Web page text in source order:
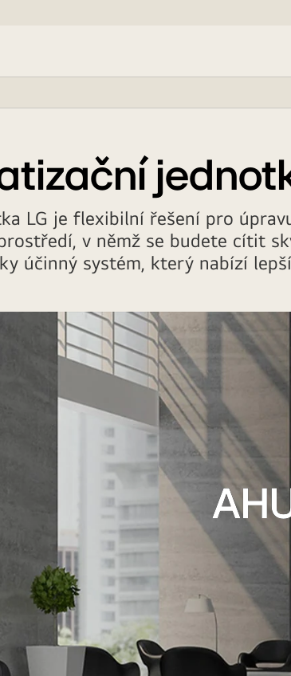
LG je flexibilní řešení pro
v němž se budete cítit
účinný systém, který nabízí